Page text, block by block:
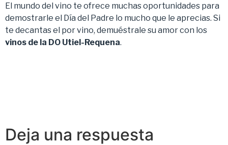
El mundo del vino te ofrece muchas oportunidades para
demostrarle el Día del Padre lo mucho que le aprecias. Si
te decantas el por vino, demuéstrale su amor con los
vinos de la DO Utiel-Requena.
Deja una respuesta